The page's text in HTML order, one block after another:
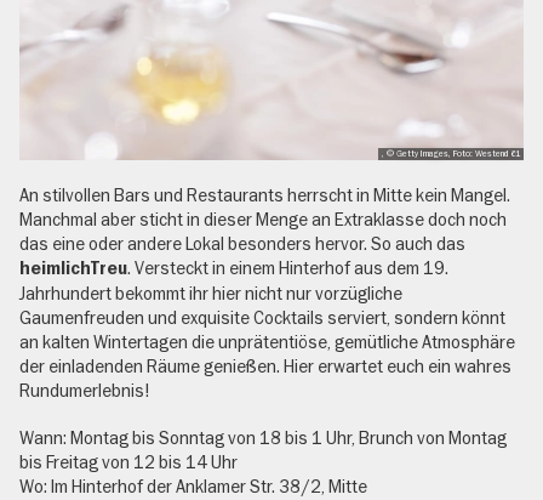
, © Getty Images, Foto: Westend 61
An stilvollen Bars und Restaurants herrscht in Mitte kein Mangel.
Manchmal aber sticht in dieser Menge an Extraklasse doch noch
das eine oder andere Lokal besonders hervor. So auch das
heimlichTreu. Versteckt in einem Hinterhof aus dem 19.
Jahrhundert bekommt ihr hier nicht nur vorzügliche
Gaumenfreuden und exquisite Cocktails serviert, sondern könnt
an kalten Wintertagen die unprätentiöse, gemütliche Atmosphäre
der einladenden Räume genießen. Hier erwartet euch ein wahres
Rundumerlebnis!
Wann: Montag bis Sonntag von 18 bis 1 Uhr, Brunch von Montag
bis Freitag von 12 bis 14 Uhr
Wo: Im Hinterhof der Anklamer Str. 38/2, Mitte